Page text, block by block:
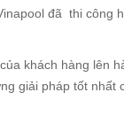
đã thi công
khách hàng lên
giải pháp tốt nhất